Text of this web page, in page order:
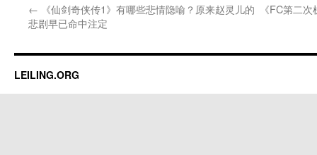
← 《仙剑奇侠传1》有哪些悲情隐喻？原来赵灵儿的
悲剧早已命中注定
《FC第二
LEILING.ORG